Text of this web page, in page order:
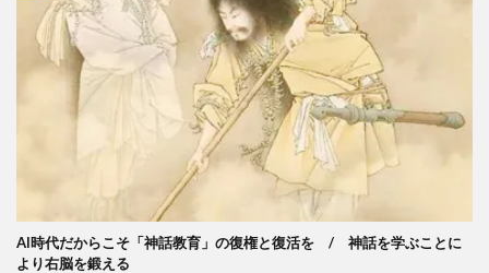
AI時代だからこそ「神話教育」の復権と復活を / 神話を学ぶことに
より右脳を鍛える